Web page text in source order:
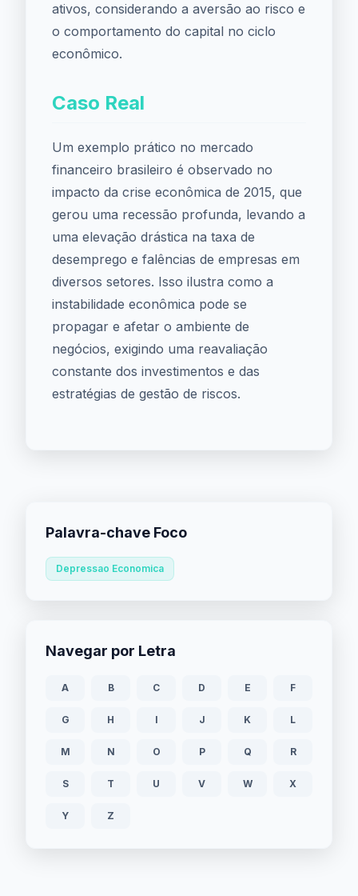
ativos, considerando a aversão ao risco e
o comportamento do capital no ciclo
econômico.
Caso Real
Um exemplo prático no mercado
financeiro brasileiro é observado no
impacto da crise econômica de 2015, que
gerou uma recessão profunda, levando a
uma elevação drástica na taxa de
desemprego e falências de empresas em
diversos setores. Isso ilustra como a
instabilidade econômica pode se
propagar e afetar o ambiente de
negócios, exigindo uma reavaliação
constante dos investimentos e das
estratégias de gestão de riscos.
Palavra-chave Foco
Depressao Economica
Navegar por Letra
A B C D E F
G H I J K L
M N O P Q R
S T U V W X
Y Z